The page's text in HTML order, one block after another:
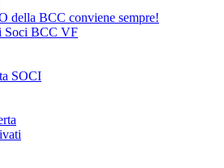
della BCC conviene sempre!
Soci BCC VF
SOCI